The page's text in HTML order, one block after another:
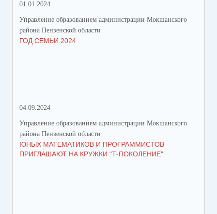
01.01.2024
Управление образованием администрации Мокшанского
района Пензенской области
ГОД СЕМЬИ 2024
04.09.2024
Управление образованием администрации Мокшанского
района Пензенской области
ЮНЫХ МАТЕМАТИКОВ И ПРОГРАММИСТОВ
ПРИГЛАШАЮТ НА КРУЖКИ "Т-ПОКОЛЕНИЕ"